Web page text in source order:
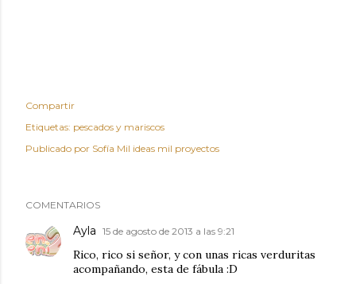
Compartir
Etiquetas: pescados y mariscos
Publicado por Sofía Mil ideas mil proyectos
COMENTARIOS
Ayla 15 de agosto de 2013 a las 9:21
Rico, rico si señor, y con unas ricas verduritas
acompañando, esta de fábula :D